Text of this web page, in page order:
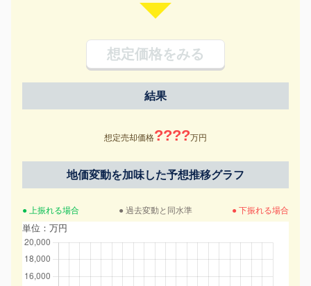
想定価格をみる
結果
想定売却価格????万円
地価変動を加味した予想推移グラフ
● 上振れる場合 ● 過去変動と同水準 ● 下振れる場合
単位：万円